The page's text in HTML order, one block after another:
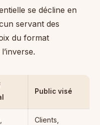
se décline en
servant des
du format
Public visé
Clients,